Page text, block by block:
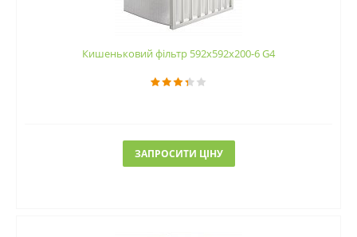
Кишеньковий фільтр 592х592х200-6 G4
ЗАПРОСИТИ ЦІНУ